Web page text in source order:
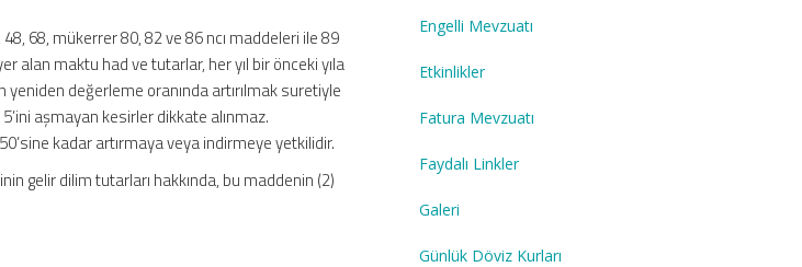
68, mükerrer 80, 82 ve 86 ncı maddeleri ile 89
alan maktu had ve tutarlar, her yıl bir önceki yıla
değerleme oranında artırılmak suretiyle
aşmayan kesirler dikkate alınmaz.
kadar artırmaya veya indirmeye yetkilidir.
gelir dilim tutarları hakkında, bu maddenin (2)
Engelli Mevzuatı
Etkinlikler
Fatura Mevzuatı
Faydalı Linkler
Galeri
Günlük Döviz Kurları